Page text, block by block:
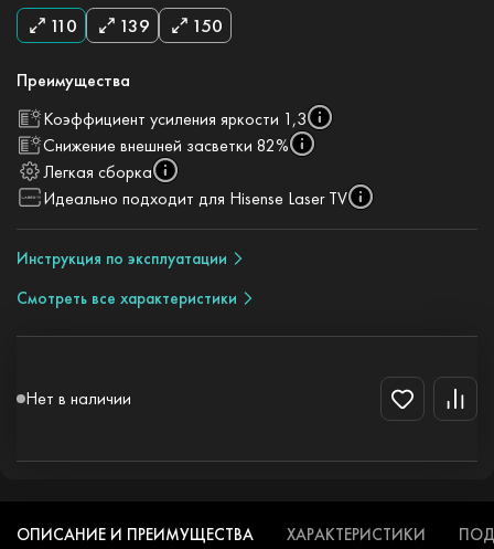
110 139 150
Преимущества
Коэффициент усиления яркости 1,3
Снижение внешней засветки 82%
Легкая сборка
Идеально подходит для Hisense Laser TV
Инструкция по эксплуатации
Смотреть все характеристики
Нет в наличии
ОПИСАНИЕ И ПРЕИМУЩЕСТВА ХАРАКТЕРИСТИКИ